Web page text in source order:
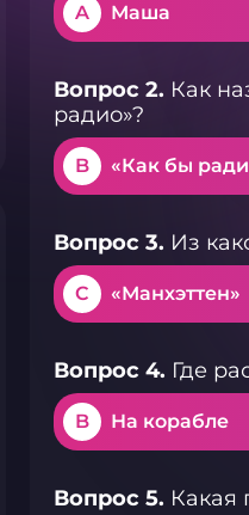
A Маша
Вопрос 2. Как
радио»?
B «Как бы
Вопрос 3. Из
C «Манхэттен»
Вопрос 4. Где
B На корабле
Вопрос 5. Какая